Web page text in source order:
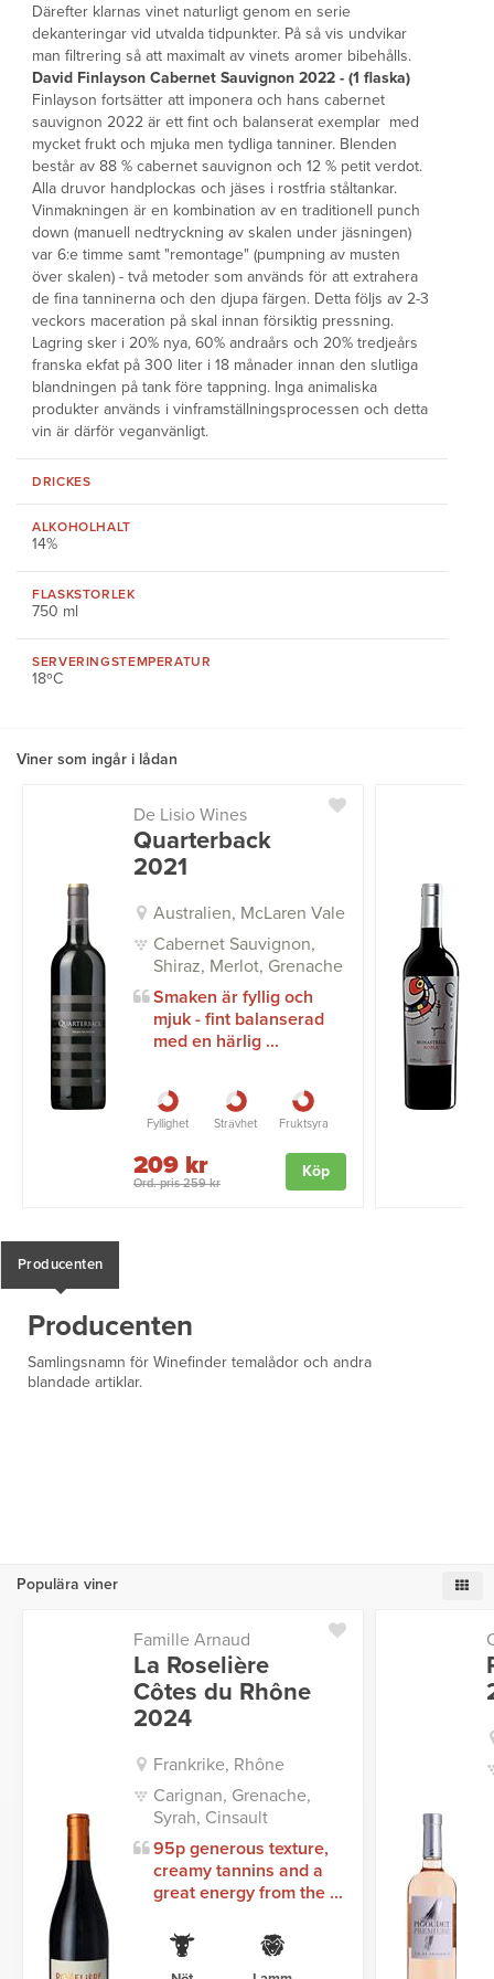
Därefter klarnas vinet naturligt genom en serie
dekanteringar vid utvalda tidpunkter. På så vis undvikar
man filtrering så att maximalt av vinets aromer bibehålls.
David Finlayson Cabernet Sauvignon 2022 - (1 flaska)
Finlayson fortsätter att imponera och hans cabernet
sauvignon 2022 är ett fint och balanserat exemplar med
mycket frukt och mjuka men tydliga tanniner. Blenden
består av 88 % cabernet sauvignon och 12 % petit verdot.
Alla druvor handplockas och jäses i rostfria ståltankar.
Vinmakningen är en kombination av en traditionell punch
down (manuell nedtryckning av skalen under jäsningen)
var 6:e timme samt "remontage" (pumpning av musten
över skalen) - två metoder som används för att extrahera
de fina tanninerna och den djupa färgen. Detta följs av 2-3
veckors maceration på skal innan försiktig pressning.
Lagring sker i 20% nya, 60% andraårs och 20% tredjeårs
franska ekfat på 300 liter i 18 månader innan den slutliga
blandningen på tank före tappning. Inga animaliska
produkter används i vinframställningsprocessen och detta
vin är därför veganvänligt.
DRICKES
ALKOHOLHALT
14%
FLASKSTORLEK
750 ml
SERVERINGSTEMPERATUR
18ºC
Viner som ingår i lådan
De Lisio Wines
Quarterback
2021
Australien, McLaren Vale
Cabernet Sauvignon,
Shiraz, Merlot, Grenache
Smaken är fyllig och
mjuk - fint balanserad
med en härlig ...
Fyllighet Strävhet Fruktsyra
209 kr
Ord. pris 259 kr
Köp
Producenten
Producenten
Samlingsnamn för Winefinder temalådor och andra
blandade artiklar.
Populära viner
Famille Arnaud
La Roselière
Côtes du Rhône
2024
Frankrike, Rhône
Carignan, Grenache,
Syrah, Cinsault
95p generous texture,
creamy tannins and a
great energy from the ...